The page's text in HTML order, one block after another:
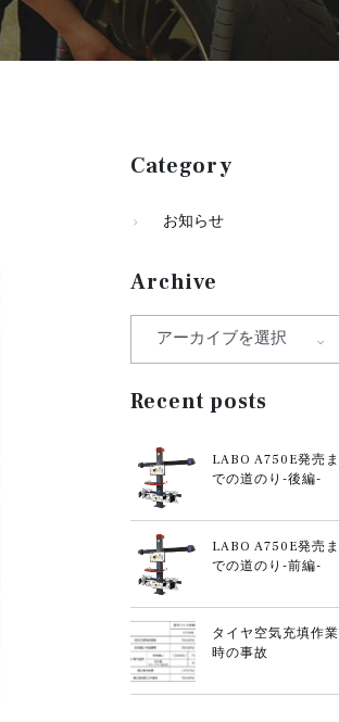
Category
お知らせ
Archive
Recent posts
LABO A750E発売ま
での道のり-後編-
LABO A750E発売ま
での道のり-前編-
タイヤ空気充填作業
時の事故